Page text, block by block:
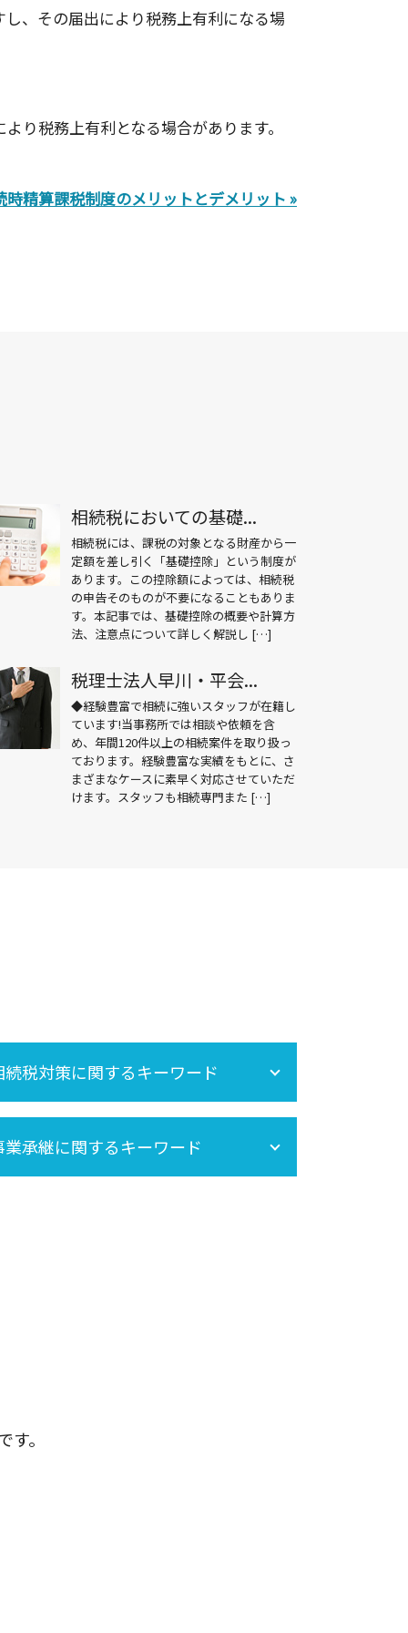
、その届出により税務上有利になる場
り税務上有利となる場合があります。
時精算課税制度のメリットとデメリット »
相続税においての基礎...
相続税には、課税の対象となる財産から一
定額を差し引く「基礎控除」という制度が
あります。この控除額によっては、相続税
の申告そのものが不要になることもありま
す。本記事では、基礎控除の概要や計算方
法、注意点について詳しく解説し […]
税理士法人早川・平会...
◆経験豊富で相続に強いスタッフが在籍し
ています!当事務所では相談や依頼を含
め、年間120件以上の相続案件を取り扱っ
ております。経験豊富な実績をもとに、さ
まざまなケースに素早く対応させていただ
けます。スタッフも相続専門また […]
続税対策に関するキーワード
生前贈与 非課税
小規模宅地の特例
業承継に関するキーワード
。